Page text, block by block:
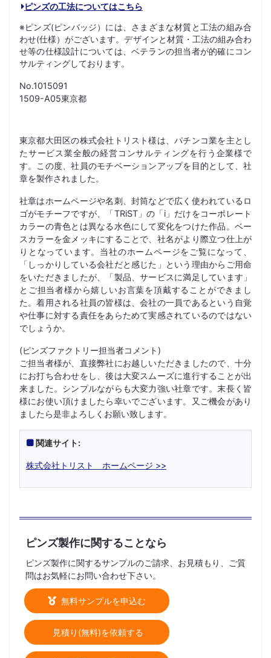
ピンズの工法についてはこちら
※ピンズ(ピンバッジ）には、さまざまな材質と工法の組み合
わせ(仕様）がございます。デザインと材質・工法の組み合わ
せ等の仕様設計については、ベテランの担当者が的確にコン
サルティングしております。
No.1015091
1509-A05東京都
東京都大田区の株式会社トリスト様は、パチンコ業を主とし
たサービス業全般の経営コンサルティングを行う企業様で
す。この度、社員のモチベーションアップを目的として、社
章を製作されました。
社章はホームページや名刺、封筒などで広く使われているロ
ゴがモチーフですが、「TRiST」の「i」だけをコーポレート
カラーの青色とは異なる水色にして変化をつけた作品。ベー
スカラーを金メッキにすることで、社名がより際立つ仕上が
りとなっています。当社のホームページをご覧になって、
「しっかりしている会社だと感じた」という理由からご用命
をいただきましたが、「製品、サービスに満足しています」
とご担当者様から嬉しいお言葉を頂戴することができまし
た。着用される社員の皆様は、会社の一員であるという自覚
や仕事に対する責任をあらためて実感されているのではない
でしょうか。
(ピンズファクトリー担当者コメント)
ご担当者様が、直接弊社にお越しいただきましたので、十分
にお打ち合わせをし、後は大変スムーズに進行することが出
来ました。シンプルながらも大変力強い社章です。末長く皆
様にお使い頂けましたら幸いでございます。又ご機会があり
ましたら是非よろしくお願い致します。
関連サイト:
株式会社トリスト ホームページ >>
ピンズ製作に関することなら
ピンズ製作に関するサンプルのご請求、お見積もり、ご質
問はお気軽にお問い合わせ下さい。
無料サンプルを申込む
見積り(無料)を依頼する